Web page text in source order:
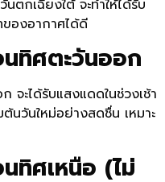
ตกเฉียงใต้ จะทำให้ได้รับ
ของอากาศได้ดี
ทิศตะวันออก
จะได้รับแสงแดดในช่วงเช้า
นวันใหม่อย่างสดชื่น เหมาะ
ทิศเหนือ (ไม่